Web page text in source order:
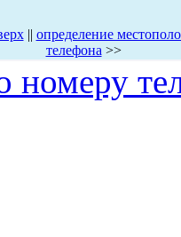
|| определение
телефона >>
номеру